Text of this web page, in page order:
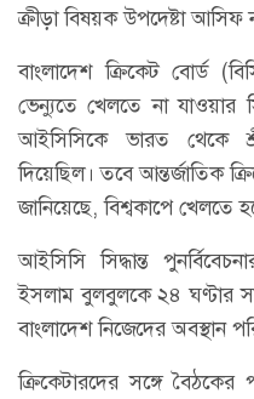
ক্রীড়া বিষয়ক উপদেষ্টা
বাংলাদেশ ক্রিকেট বোর্ড
ভেন্যুতে খেলতে না যাওয়ার
আইসিসিকে ভারত থেকে
দিয়েছিল। তবে আন্তর্জাতিক
জানিয়েছে, বিশ্বকাপে
আইসিসি সিদ্ধান্ত
ইসলাম বুলবুলকে ২৪ ঘণ্টার
বাংলাদেশ নিজেদের অবস্থান
ক্রিকেটারদের সঙ্গে